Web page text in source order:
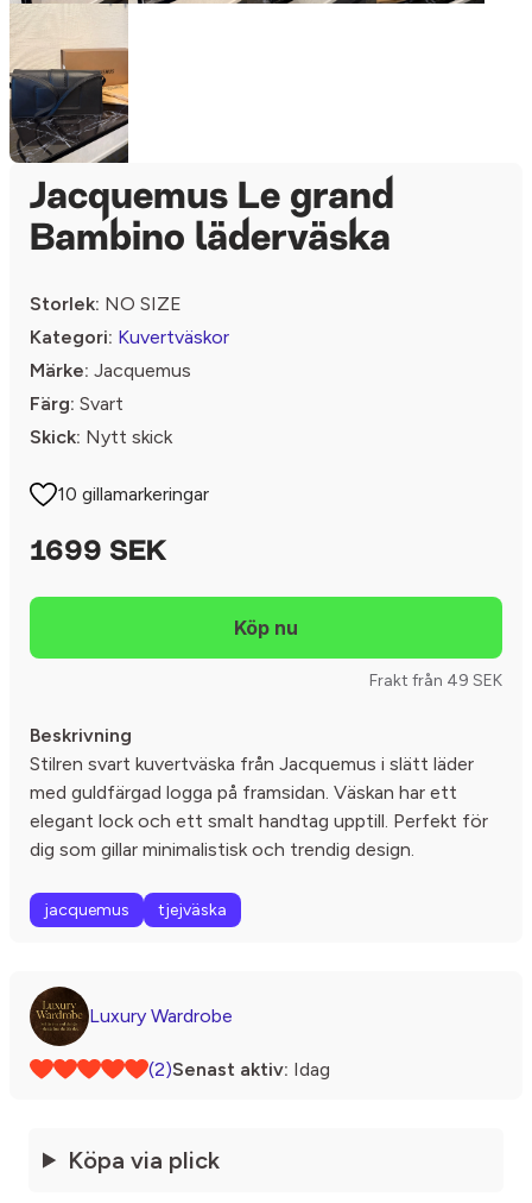
Jacquemus Le grand
Bambino läderväska
Storlek: NO SIZE
Kategori: Kuvertväskor
Märke: Jacquemus
Färg: Svart
Skick: Nytt skick
10 gillamarkeringar
1699 SEK
Frakt från 49 SEK
Beskrivning
Stilren svart kuvertväska från Jacquemus i slätt läder
med guldfärgad logga på framsidan. Väskan har ett
elegant lock och ett smalt handtag upptill. Perfekt för
dig som gillar minimalistisk och trendig design.
jacquemus tjejväska
Luxury Wardrobe
(2)Senast aktiv: Idag
Köpa via plick